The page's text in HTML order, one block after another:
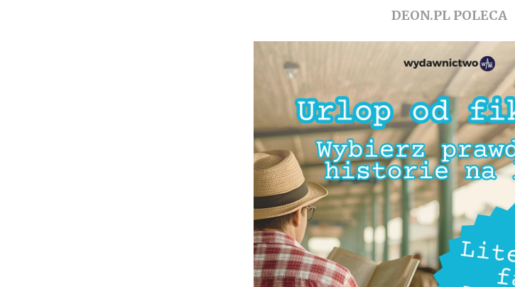
DEON.PL POLECA